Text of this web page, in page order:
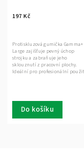
197 Kč
Do košíku
Protiskluzová gumička Gamma+
Large zajišťuje pevný úchop
strojku a zabraňuje jeho
sklouznutí z pracovní plochy.
Ideální pro profesionální